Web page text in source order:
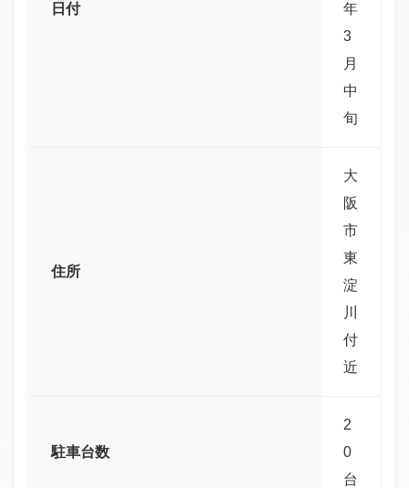
日付
年
3
月
中
旬
住所
大
阪
市
東
淀
川
付
近
駐車台数
2
0
台